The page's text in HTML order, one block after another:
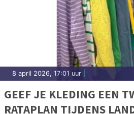
8 april 2026, 17:01 uur
GEEF JE KLEDING EEN
RATAPLAN TIJDENS